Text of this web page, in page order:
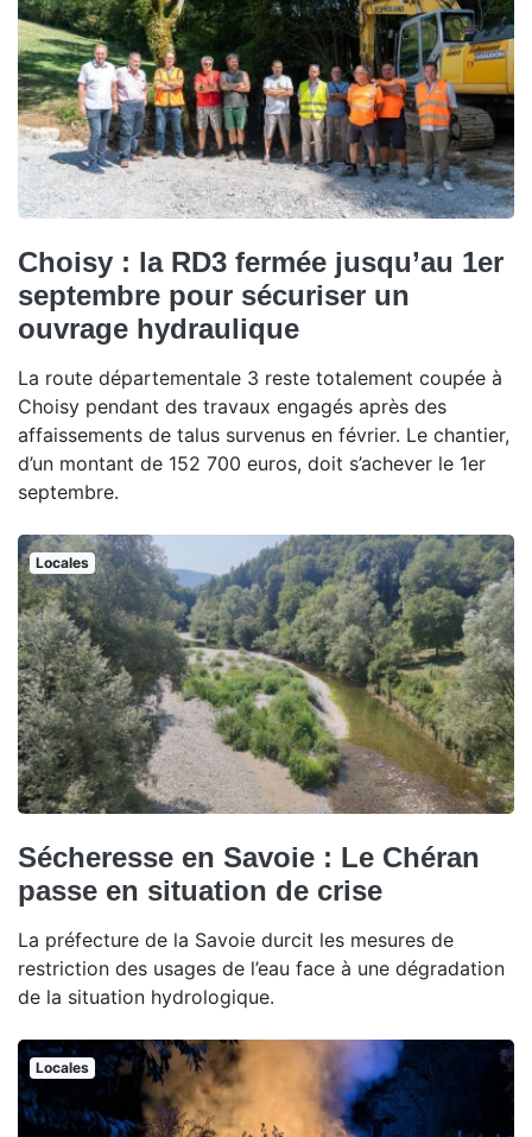
Choisy : la RD3 fermée jusqu’au 1er
septembre pour sécuriser un
ouvrage hydraulique
La route départementale 3 reste totalement coupée à
Choisy pendant des travaux engagés après des
affaissements de talus survenus en février. Le chantier,
d’un montant de 152 700 euros, doit s’achever le 1er
septembre.
Locales
Sécheresse en Savoie : Le Chéran
passe en situation de crise
La préfecture de la Savoie durcit les mesures de
restriction des usages de l’eau face à une dégradation
de la situation hydrologique.
Locales